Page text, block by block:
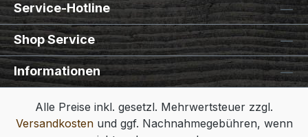
Service-Hotline
Shop Service
Informationen
Alle Preise inkl. gesetzl. Mehrwertsteuer zzgl.
Versandkostenund ggf. Nachnahmegebühren, wenn